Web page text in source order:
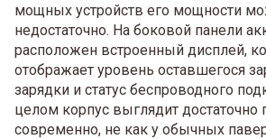
мощных устройств его мощности
недостаточно. На боковой панели
расположен встроенный дисплей,
отображает уровень оставшегося
зарядки и статус беспроводного
целом корпус выглядит достаточно
современно, не как у обычных